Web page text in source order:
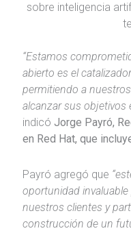
sobre inteligencia
“Estamos
abierto es el
permitiendo a
alcanzar sus objetivos
indicó Jorge Payró,
en Red Hat, que
Payró agregó que
oportunidad
nuestros clientes y
construcción de un